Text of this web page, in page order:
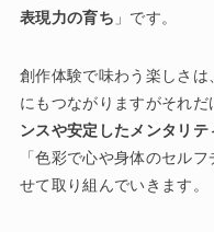
表現力の育ち 」です。
創作体験で味わう楽しさは
にもつながりますがそれ
ンスや安定したメンタリテ
「色彩で心や身体のセル
せて取り組んでいきます。